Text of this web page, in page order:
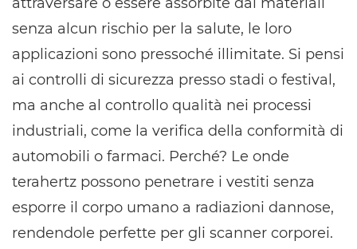
senza alcun rischio per la salute, le loro
applicazioni sono pressoché illimitate. Si pensi
ai controlli di sicurezza presso stadi o festival,
ma anche al controllo qualità nei processi
industriali, come la verifica della conformità di
automobili o farmaci. Perché? Le onde
terahertz possono penetrare i vestiti senza
esporre il corpo umano a radiazioni dannose,
rendendole perfette per gli scanner corporei.